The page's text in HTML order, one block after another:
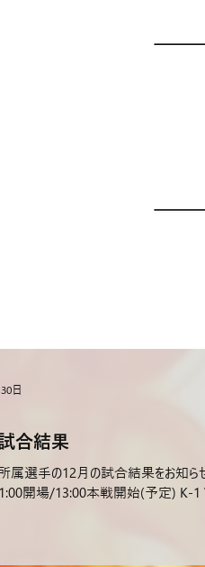
合結果
属選手の12月の試合結果をお知
開場/13:00本戦開始(予定) K-1
日